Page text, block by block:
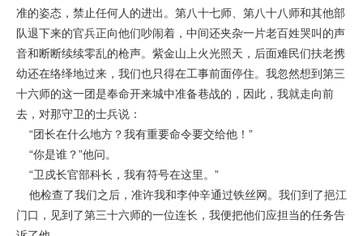
准的姿态，禁止任何人的进出。第八十七师、第八十八师和其他部
队退下来的官兵正向他们吵闹着，中间还夹杂一片老百姓哭叫的声
音和断断续续零乱的枪声。紫金山上火光照天，后面难民们扶老携
幼还在络绎地过来，我们也只得在工事前面停住。我忽然想到第三
十六师的这一团是奉命开来城中准备巷战的，因此，我就走向前
去，对那守卫的士兵说：
“团长在什么地方？我有重要命令要交给他！”
“你是谁？”他问。
“卫戍长官部科长，我有符号在这里。”
他检查了我们之后，准许我和李仲辛通过铁丝网。我们到了挹江
门口，见到了第三十六师的一位连长，我便把他们应担当的任务告